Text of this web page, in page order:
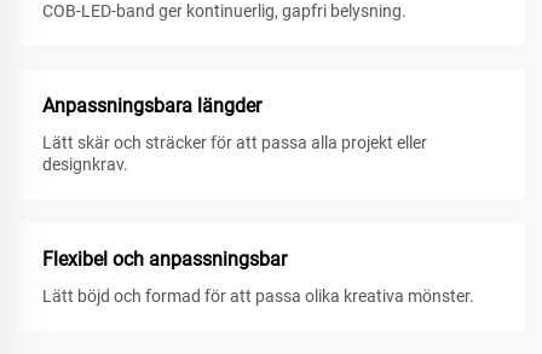
COB-LED-band ger kontinuerlig, gapfri belysning.
Anpassningsbara längder
Lätt skär och sträcker för att passa alla projekt eller
designkrav.
Flexibel och anpassningsbar
Lätt böjd och formad för att passa olika kreativa mönster.